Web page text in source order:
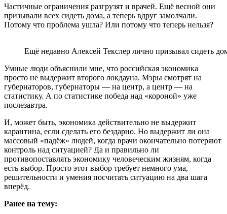
Частичные ограничения разгрузят и врачей. Ещё весной они
призывали всех сидеть дома, а теперь вдруг замолчали.
Потому что проблема ушла? Или потому что теперь нельзя?
Ещё недавно Алексей Текслер лично призывал сидеть
Умные люди объяснили мне, что российская экономика
просто не выдержит второго локдауна. Мэры смотрят на
губернаторов, губернаторы — на центр, а центр — на
статистику. А по статистике победа над «короной» уже
послезавтра.
И, может быть, экономика действительно не выдержит
карантина, если сделать его бездарно. Но выдержит ли она
массовый «падёж» людей, когда врачи окончательно потеряют
контроль над ситуацией? Да и правильно ли
противопоставлять экономику человеческим жизням, когда
есть выбор. Просто этот выбор требует немного ума,
решительности и умения посчитать ситуацию на два шага
вперёд.
Ранее на тему: